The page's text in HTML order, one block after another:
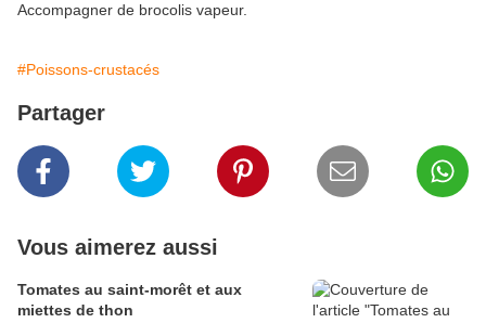
Accompagner de brocolis vapeur.
#Poissons-crustacés
Partager
Vous aimerez aussi
Tomates au saint-morêt et aux
miettes de thon